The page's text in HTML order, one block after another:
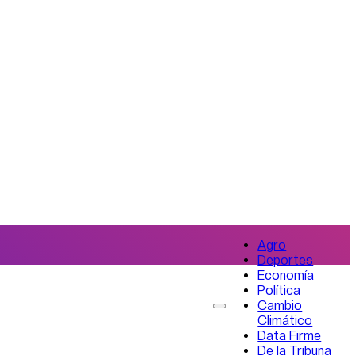
Agro
Deportes
Economía
Política
Cambio
Climático
Data Firme
De la Tribuna